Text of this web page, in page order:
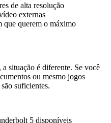
de alta resolução
externas
que querem o máximo
situação é diferente. Se você
ou mesmo jogos
suficientes.
5 disponíveis